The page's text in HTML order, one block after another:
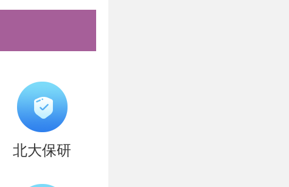
复审不合格
，希望能
的成功
北大保研